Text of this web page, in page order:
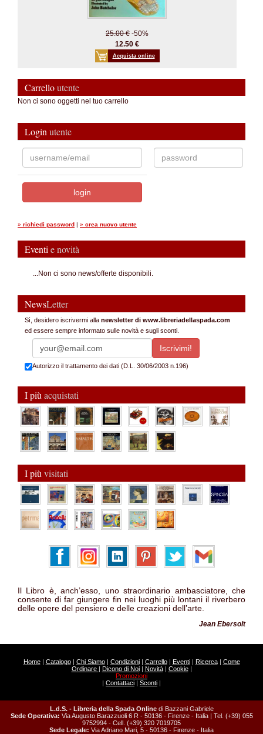
25.00 € -50%
12.50 €
Acquista online
Carrelloutente
Non ci sono oggetti nel tuo carrello
Login utente
» richiedi password | » crea nuovo utente
Eventi e novità
...Non ci sono news/offerte disponibili.
NewsLetter
Sì, desidero iscrivermi alla newsletter di www.libreriadellaspada.com
ed essere sempre informato sulle novità e sugli sconti.
Autorizzo il trattamento dei dati (D.L. 30/06/2003 n.196)
I più acquistati
I più visitati
Il Libro è, anch’esso, uno straordinario ambasciatore, che
consente di far giungere fin nei luoghi più lontani il riverbero
delle opere del pensiero e delle creazioni dell’arte.
Jean Ebersolt
Home| Catalogo| Chi Siamo| Condizioni| Carrello| Eventi| Ricerca| Come
Ordinare | Dicono di Noi| Novità| Cookie|
Promozioni
| Contattaci | Sconti |
L.d.S. - Libreria della Spada Online di Bazzani Gabriele
Sede Operativa: Via Augusto Barazzuoli 6 R - 50136 - Firenze - Italia | Tel. (+39) 055
9752994 - Cell. (+39) 320 7019705
Sede Legale: Via Adriano Mari, 5 - 50136 - Firenze - Italia